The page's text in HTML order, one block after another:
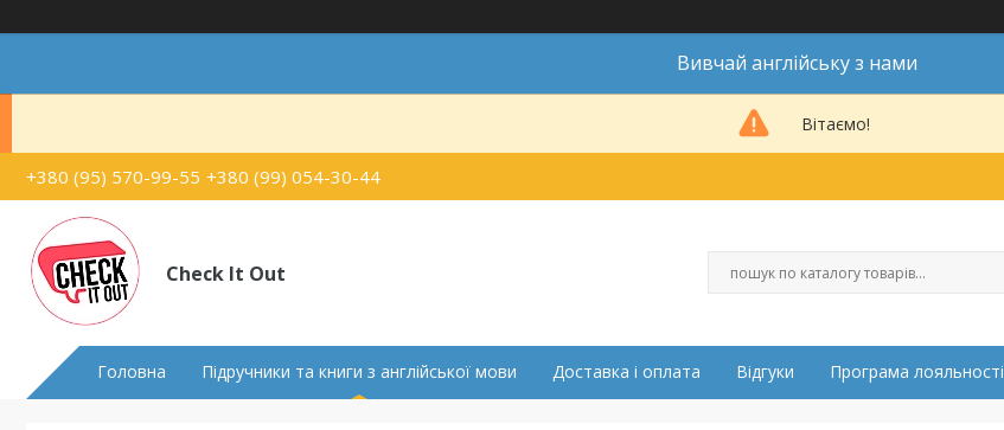
Вивчай англійську з нами
Вітаємо!
+380 (95) 570-99-55 +380 (99) 054-30-44
Check It Out
Головна Підручники та книги з англійської мови Доставка і оплата Відгуки Програма лояльності